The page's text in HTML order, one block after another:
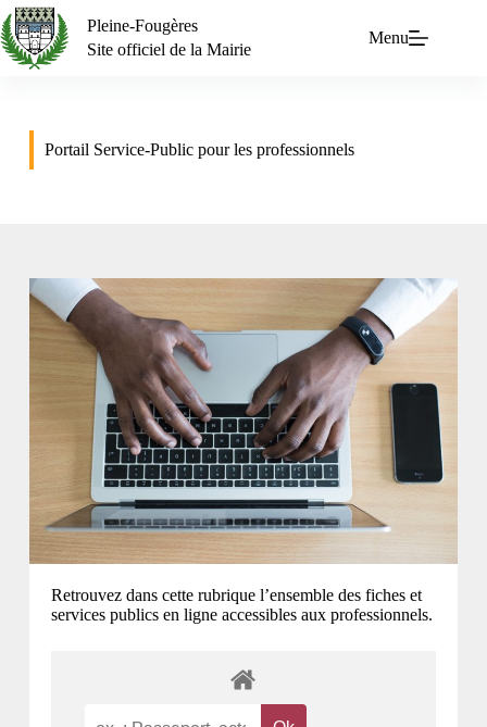
Pleine-Fougères
Site officiel de la Mairie
Menu
Portail Service-Public pour les professionnels
Retrouvez dans cette rubrique l’ensemble des fiches et
services publics en ligne accessibles aux professionnels.